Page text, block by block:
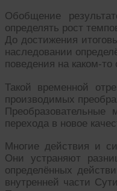
Обобщение
определять рост
До достижения
наследовании
поведения на каком-то
Такой временной
производимых
Преобразовательные
перехода в новое
Многие действия и
Они устраняют
определённых
внутренней части